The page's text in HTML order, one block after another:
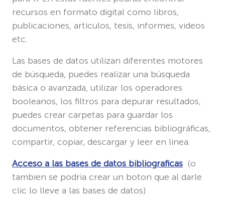
recursos en formato digital como libros,
publicaciones, artículos, tesis, informes, videos
etc.
Las bases de datos utilizan diferentes motores
de búsqueda, puedes realizar una búsqueda
básica o avanzada, utilizar los operadores
booleanos, los filtros para depurar resultados,
puedes crear carpetas para guardar los
documentos, obtener referencias bibliográficas,
compartir, copiar, descargar y leer en línea.
Acceso a las bases de datos bibliograficas (o
tambien se podria crear un boton que al darle
clic lo lleve a las bases de datos)